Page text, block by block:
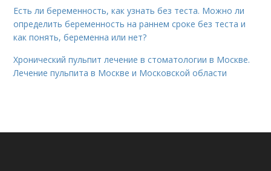
Есть ли беременность, как узнать без теста. Можно ли
определить беременность на раннем сроке без теста и
как понять, беременна или нет?
Хронический пульпит лечение в стоматологии в Москве.
Лечение пульпита в Москве и Московской области